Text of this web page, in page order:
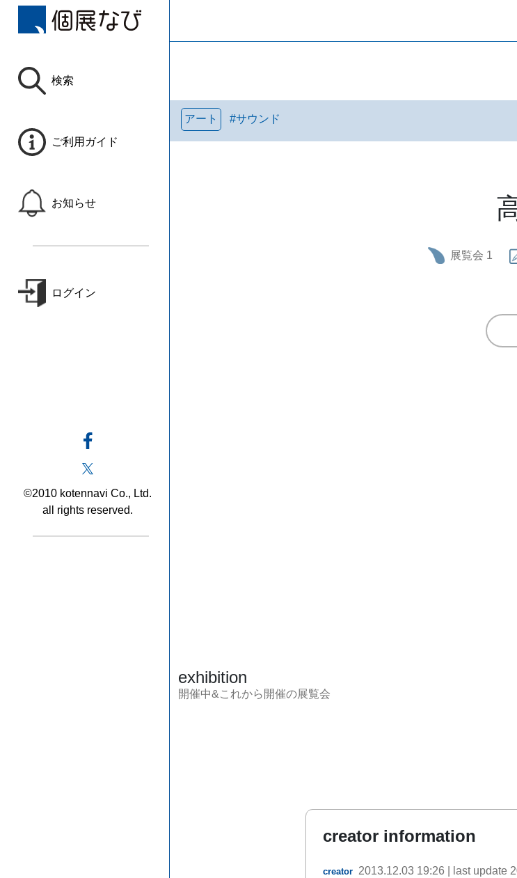
検索
ご利用ガイド
お知らせ
ログイン
©2010 kotennavi Co., Ltd.
all rights reserved.
アート #サウンド
展覧会 1
exhibition
開催中&これから開催の展覧会
creator information
creator 2013.12.03 19:26 | last update